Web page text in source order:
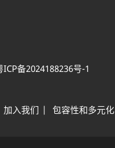
ICP备2024188236号-1
加入我们 包容性和多元化